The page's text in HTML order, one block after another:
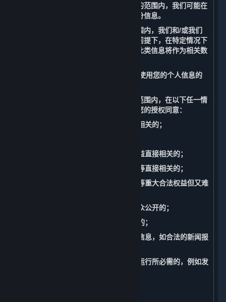
要合作伙伴的支持。为此，在法律允许的范围内，我们可能在
特定情况下委托我们的合作伙伴收集部分信息。
为保护您的个人信息，在法律允许的范围内，我们和/或我们
的合作伙伴也可能在不识别个人身份的前提下，在特定情况下
访问、收集、存储和使用部分信息，且此类信息将作为相关数
（三） 无需征得您的授权同意而收集和使用您的个人信息的
您充分理解并同意，我们在法律允许的范围内，在以下任一情
况下收集、使用您的个人信息无需征得您的授权同意：
1. 与我们履行适用法律法规规定的义务相关的；
3. 与公共安全、公共卫生、重大公共利益直接相关的；
4. 与刑事侦查、起诉、审判和判决执行等直接相关的；
5. 出于维护您或其他个人的生命、财产等重大合法权益但又难
6. 所涉及的个人信息是您自行向社会公众公开的；
7. 根据您的要求签订和履行合同所必需的；
8. 从合法公开披露的信息中收集的个人信息，如合法的新闻报
9. 维护所提供的内容和服务的安全稳定运行所必需的，例如发